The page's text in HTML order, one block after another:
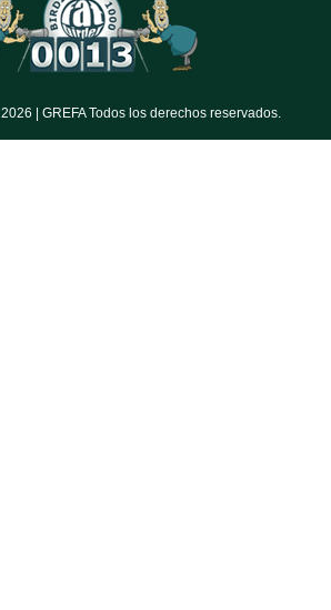
2026 | GREFA Todos los derechos reservados.